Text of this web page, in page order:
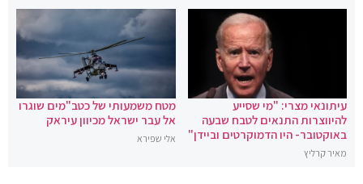
עיתונאי מצרי: "מי שסייע
להיווצרות התנאים לטבח שבעה
באוקטובר- היו הדמוקרטים וביידן"
מאיר קרליץ
מטח משמעותי של כטב"מים שוגרו
אל עבר ישראל מכיוון עיראק
אלי שפירא